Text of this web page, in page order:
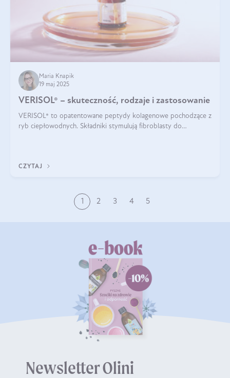
Maria Knapik
19 maj 2025
VERISOL® – skuteczność, rodzaje i zastosowanie
VERISOL® to opatentowane peptydy kolagenowe pochodzące z
ryb ciepłowodnych. Składniki stymulują fibroblasty do
CZYTAJ
1 2 3 4 5
Newsletter Olini